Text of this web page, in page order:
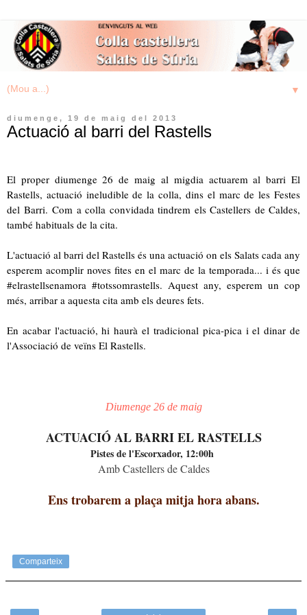
▼
diumenge, 19 de maig del 2013
Actuació al barri del Rastells
El proper diumenge 26 de maig al migdia actuarem al barri El
Rastells, actuació ineludible de la colla, dins el marc de les Festes
del Barri. Com a colla convidada tindrem els Castellers de Caldes,
també habituals de la cita.
L'actuació al barri del Rastells és una actuació on els Salats cada any
esperem acomplir noves fites en el marc de la temporada... i és que
#elrastellsenamora #totssomrastells. Aquest any, esperem un cop
més, arribar a aquesta cita amb els deures fets.
En acabar l'actuació, hi haurà el tradicional pica-pica i el dinar de
l'Associació de veïns El Rastells.
Diumenge 26 de maig
ACTUACIÓ AL BARRI EL RASTELLS
Pistes de l'Escorxador, 12:00h
Amb Castellers de Caldes
Ens trobarem a plaça mitja hora abans.
Comparteix